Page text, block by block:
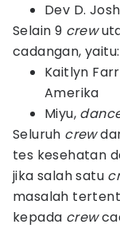
Dev D.
Selain 9 crew
cadangan, yaitu:
Kaitlyn
Amerika
Miyu,
Seluruh crew
tes kesehatan
jika salah satu
masalah
kepada crew